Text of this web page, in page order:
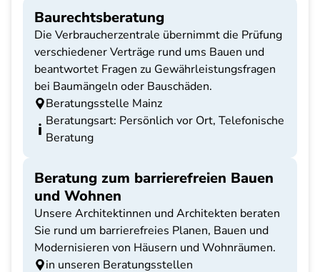
Baurechtsberatung
Die Verbraucherzentrale übernimmt die Prüfung
verschiedener Verträge rund ums Bauen und
beantwortet Fragen zu Gewährleistungsfragen
bei Baumängeln oder Bauschäden.
Beratungsstelle Mainz
Beratungsart: Persönlich vor Ort, Telefonische
Beratung
Beratung zum barrierefreien Bauen
und Wohnen
Unsere Architektinnen und Architekten beraten
Sie rund um barrierefreies Planen, Bauen und
Modernisieren von Häusern und Wohnräumen.
in unseren Beratungsstellen